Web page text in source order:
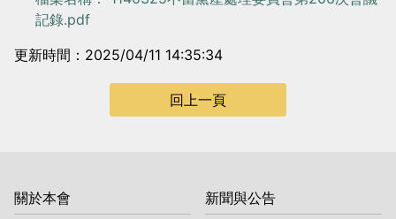
記錄.pdf
更新時間：2025/04/11 14:35:34
回上一頁
關於本會 新聞與公告